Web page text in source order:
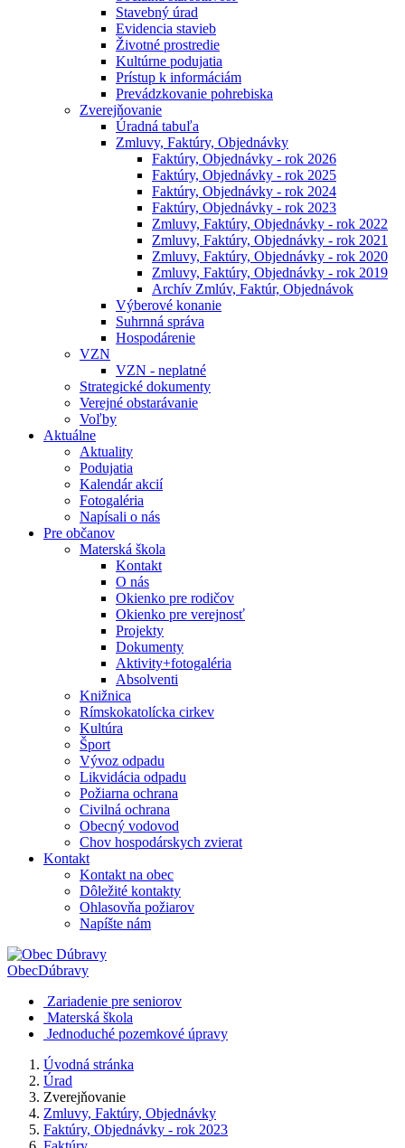
Stavebný úrad
Evidencia stavieb
Životné prostredie
Kultúrne podujatia
Prístup k informáciám
Prevádzkovanie pohrebiska
Zverejňovanie
Úradná tabuľa
Zmluvy, Faktúry, Objednávky
Faktúry, Objednávky - rok 2026
Faktúry, Objednávky - rok 2025
Faktúry, Objednávky - rok 2024
Faktúry, Objednávky - rok 2023
Zmluvy, Faktúry, Objednávky - rok 2022
Zmluvy, Faktúry, Objednávky - rok 2021
Zmluvy, Faktúry, Objednávky - rok 2020
Zmluvy, Faktúry, Objednávky - rok 2019
Archív Zmlúv, Faktúr, Objednávok
Výberové konanie
Suhrnná správa
Hospodárenie
VZN
VZN - neplatné
Strategické dokumenty
Verejné obstarávanie
Voľby
Aktuálne
Aktuality
Podujatia
Kalendár akcií
Fotogaléria
Napísali o nás
Pre občanov
Materská škola
Kontakt
O nás
Okienko pre rodičov
Okienko pre verejnosť
Projekty
Dokumenty
Aktivity+fotogaléria
Absolventi
Knižnica
Rímskokatolícka cirkev
Kultúra
Šport
Vývoz odpadu
Likvidácia odpadu
Požiarna ochrana
Civilná ochrana
Obecný vodovod
Chov hospodárskych zvierat
Kontakt
Kontakt na obec
Dôležité kontakty
Ohlasovňa požiarov
Napíšte nám
ObecDúbravy
Zariadenie pre seniorov
Materská škola
Jednoduché pozemkové úpravy
Úvodná stránka
Úrad
Zverejňovanie
Zmluvy, Faktúry, Objednávky
Faktúry, Objednávky - rok 2023